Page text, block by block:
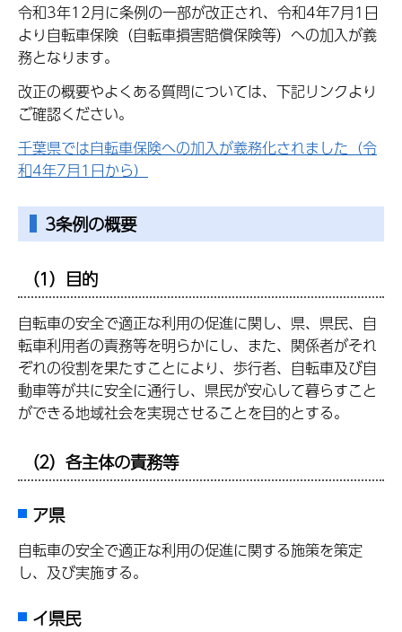
令和3年12月に条例の一部が改正され、令和4年7月1日
より自転車保険（自転車損害賠償保険等）への加入が義
務となります。
改正の概要やよくある質問については、下記リンクより
ご確認ください。
千葉県では自転車保険への加入が義務化されました（令
和4年7月1日から）
3条例の概要
（1）目的
自転車の安全で適正な利用の促進に関し、県、県民、自
転車利用者の責務等を明らかにし、また、関係者がそれ
ぞれの役割を果たすことにより、歩行者、自転車及び自
動車等が共に安全に通行し、県民が安心して暮らすこと
ができる地域社会を実現させることを目的とする。
（2）各主体の責務等
ア県
自転車の安全で適正な利用の促進に関する施策を策定
し、及び実施する。
イ県民